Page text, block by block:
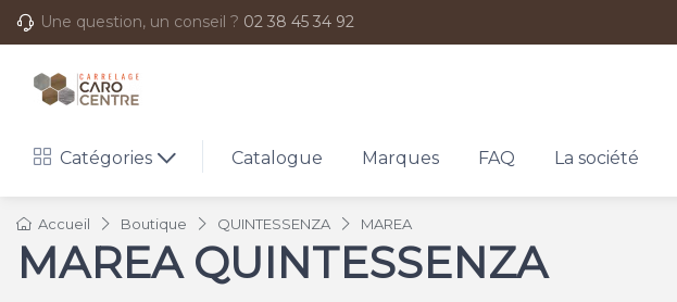
Une question, un conseil ? 02 38 45 34 92
Catégories Catalogue Marques FAQ La société
Accueil Boutique QUINTESSENZA MAREA
MAREA QUINTESSENZA